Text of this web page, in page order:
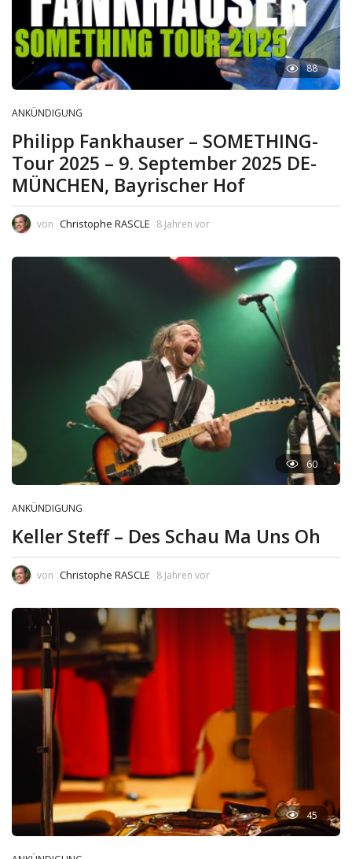
88
ANKÜNDIGUNG
Philipp Fankhauser – SOMETHING-
Tour 2025 – 9. September 2025 DE-
MÜNCHEN, Bayrischer Hof
von Christophe RASCLE 8 Jahren vor
60
ANKÜNDIGUNG
Keller Steff – Des Schau Ma Uns Oh
von Christophe RASCLE 8 Jahren vor
45